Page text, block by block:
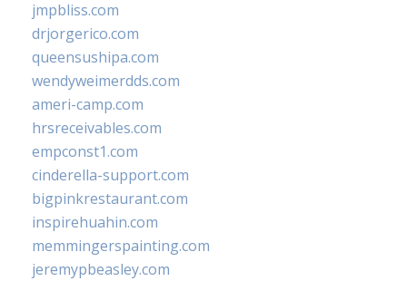
jmpbliss.com
drjorgerico.com
queensushipa.com
wendyweimerdds.com
ameri-camp.com
hrsreceivables.com
empconst1.com
cinderella-support.com
bigpinkrestaurant.com
inspirehuahin.com
memmingerspainting.com
jeremypbeasley.com